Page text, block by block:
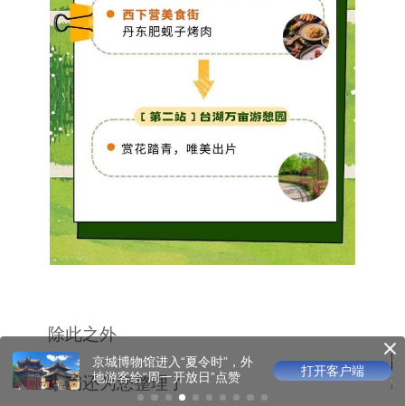
除此之外
小编还为您整理了
光影版乾隆花园邀观众沉浸
游园
打开客户端